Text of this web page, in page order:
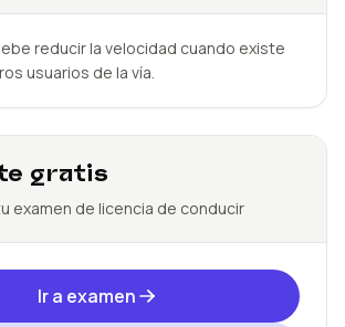
reducir la velocidad cuando existe
usuarios de la vía.
gratis
examen de licencia de conducir
Ir a examen